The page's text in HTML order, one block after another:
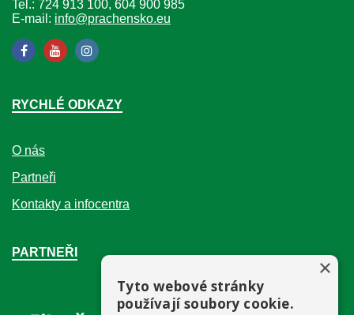
Tel.: 724 913 100, 604 900 985
E-mail: info@prachensko.eu
RYCHLÉ ODKAZY
O nás
Partneři
Kontakty a infocentra
PARTNEŘI
×
Tyto webové stránky
používají soubory cookie.